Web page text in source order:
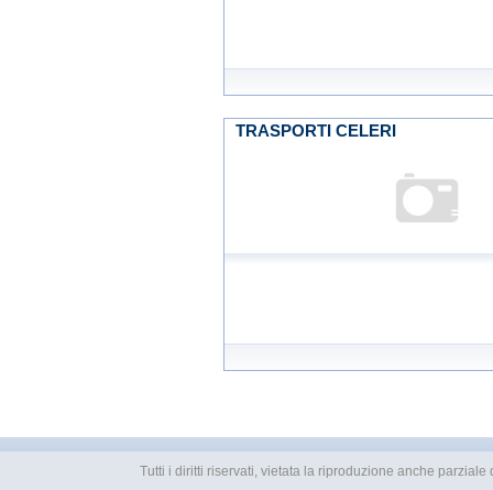
TRASPORTI CELERI
Tutti i diritti riservati, vietata la riproduzione anche